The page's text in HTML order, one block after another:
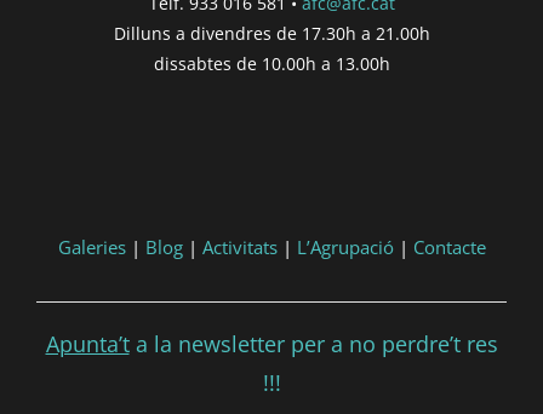
Dilluns a divendres de 17.30h a 21.00h
dissabtes de 10.00h a 13.00h
Galeries| Blog| Activitats| L’Agrupació| Contacte
Apunta’ta la newsletter per a no perdre’t res
!!!